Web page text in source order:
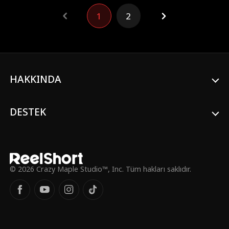
kanatları sararken ve umutlar tükenirken,
o babasını ve yüzlerce yolcuyu kurtarmak
için yeniden göreve çıkar. Efsane pilot geri
1 2
HAKKINDA
DESTEK
© 2026 Crazy Maple Studio™, Inc. Tüm hakları saklıdır.